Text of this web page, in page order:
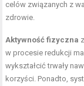
celów związanych z
zdrowie.
Aktywność fizyczna
w procesie redukcji
wykształcić trwały
korzyści. Ponadto,